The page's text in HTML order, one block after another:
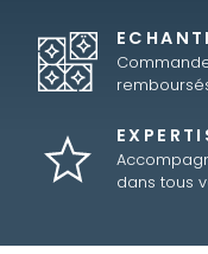
dans tous